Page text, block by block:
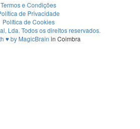
Termos e Condições
de Privacidade
Política de Cookies
Lda. Todos os direitos reservados.
♥by MagicBrain in Coimbra